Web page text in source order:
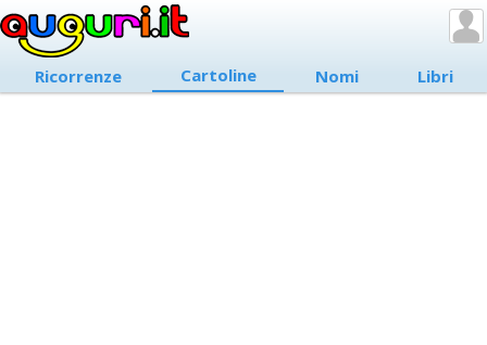
Ricorrenze Cartoline Nomi Libri